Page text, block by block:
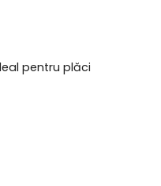
pentru plăci